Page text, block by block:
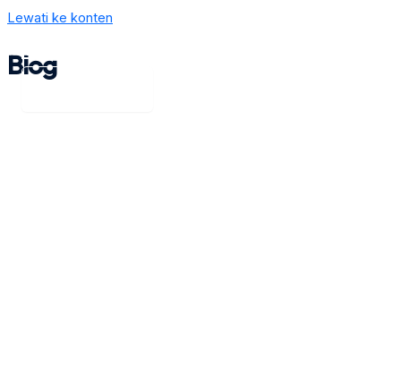
Lewati ke konten
TEAM BONGKAR
Blog